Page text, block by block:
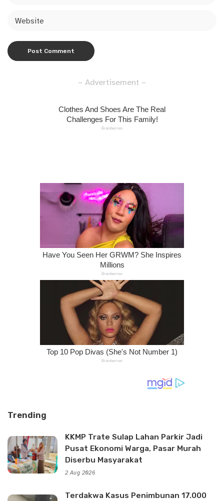
– Advertisement –
Trending
KKMP Trate Sulap Lahan Parkir Jadi
Pusat Ekonomi Warga, Pasar Murah
Diserbu Masyarakat
2 Aug 2026
Terdakwa Kasus Penimbunan 17.000